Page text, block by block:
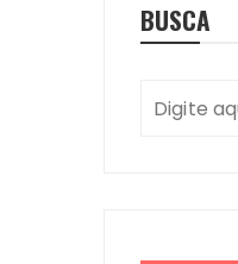
BUSCA